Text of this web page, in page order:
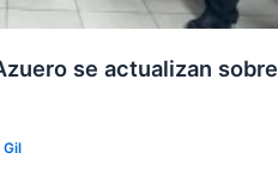
se actualizan sobre
Gil